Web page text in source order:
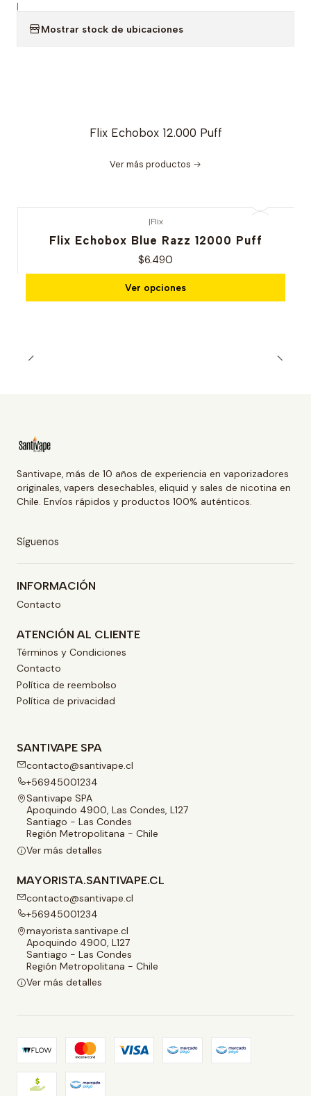
|
Mostrar stock de ubicaciones
Flix Echobox 12.000 Puff
Ver más productos
|Flix
Flix Echobox Blue Razz 12000 Puff
$6.490
Ver opciones
Santivape, más de 10 años de experiencia en vaporizadores
originales, vapers desechables, eliquid y sales de nicotina en
Chile. Envíos rápidos y productos 100% auténticos.
Síguenos
INFORMACIÓN
Contacto
ATENCIÓN AL CLIENTE
Términos y Condiciones
Contacto
Política de reembolso
Política de privacidad
SANTIVAPE SPA
contacto@santivape.cl
+56945001234
Santivape SPA
Apoquindo 4900, Las Condes, L127
Santiago - Las Condes
Región Metropolitana - Chile
Ver más detalles
MAYORISTA.SANTIVAPE.CL
contacto@santivape.cl
+56945001234
mayorista.santivape.cl
Apoquindo 4900, L127
Santiago - Las Condes
Región Metropolitana - Chile
Ver más detalles